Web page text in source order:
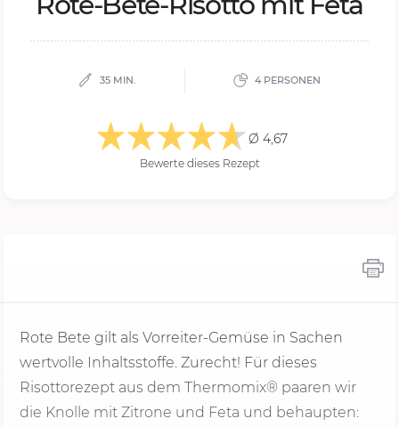
35 MIN. 4 PERSONEN
Ø 4,67
Bewerte dieses Rezept
Rote Bete gilt als Vorreiter-Gemüse in Sachen
wertvolle Inhaltsstoffe. Zurecht! Für dieses
Risottorezept aus dem Thermomix® paaren wir
die Knolle mit Zitrone und Feta und behaupten: